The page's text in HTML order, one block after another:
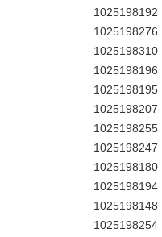
1025198192
1025198276
1025198310
1025198196
1025198195
1025198207
1025198255
1025198247
1025198180
1025198194
1025198148
1025198254